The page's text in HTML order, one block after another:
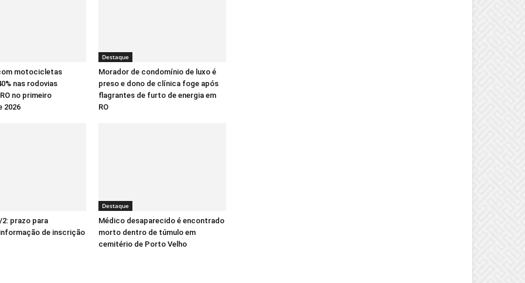
motocicletas
nas rodovias
no primeiro
2026
Destaque
Morador de condomínio de luxo é
preso e dono de clínica foge após
flagrantes de furto de energia em
RO
2: prazo para
de inscrição
Destaque
Médico desaparecido é encontrado
morto dentro de túmulo em
cemitério de Porto Velho